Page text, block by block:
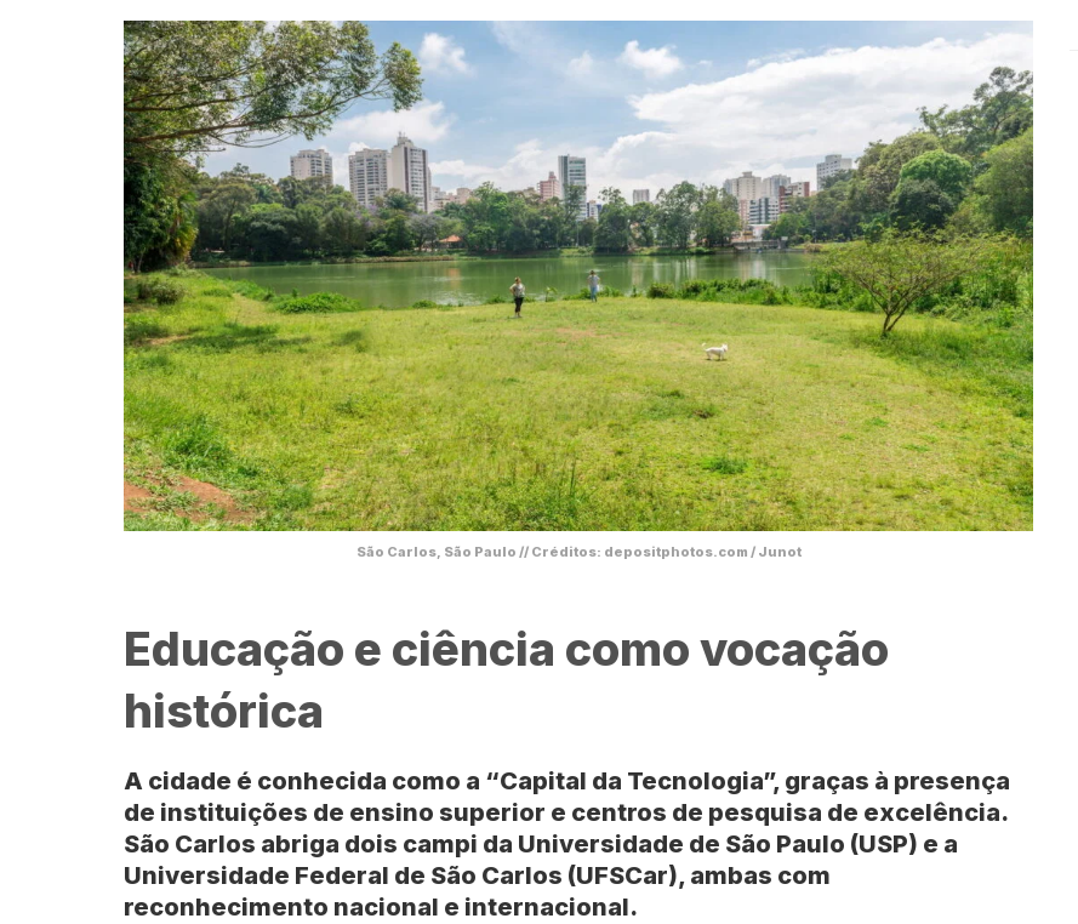
São Carlos, São Paulo // Créditos: depositphotos.com / Junot
Educação e ciência como vocação
histórica
A cidade é conhecida como a “Capital da Tecnologia”, graças à presença
de instituições de ensino superior e centros de pesquisa de excelência.
São Carlos abriga dois campi da Universidade de São Paulo (USP) e a
Universidade Federal de São Carlos (UFSCar), ambas com
reconhecimento nacional e internacional.